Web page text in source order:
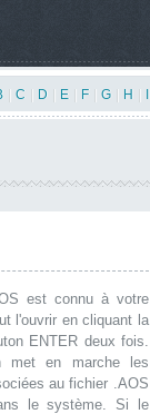
C D E F G H
est connu à votre
l'ouvrir en cliquant la
ENTER deux fois.
met en marche les
au fichier .AOS
le système. Si le